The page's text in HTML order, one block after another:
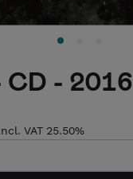
CD - 2016
VAT 25.50%